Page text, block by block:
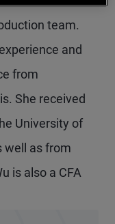
team.
and
from
She received
University of
well as from
is also a CFA